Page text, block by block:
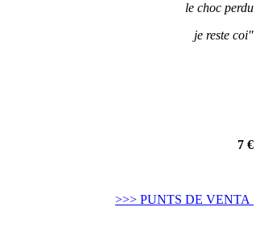
le choc perdu
je reste coi"
7 €
>>> PUNTS DE VENTA